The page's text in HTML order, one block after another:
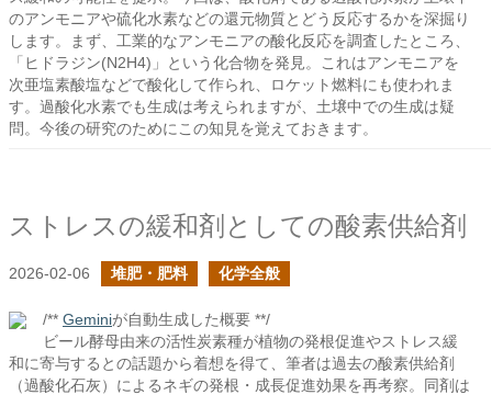
のアンモニアや硫化水素などの還元物質とどう反応するかを深掘り
します。まず、工業的なアンモニアの酸化反応を調査したところ、
「ヒドラジン(N2H4)」という化合物を発見。これはアンモニアを
次亜塩素酸塩などで酸化して作られ、ロケット燃料にも使われま
す。過酸化水素でも生成は考えられますが、土壌中での生成は疑
問。今後の研究のためにこの知見を覚えておきます。
ストレスの緩和剤としての酸素供給剤
2026-02-06 堆肥・肥料 化学全般
/** Geminiが自動生成した概要 **/
ビール酵母由来の活性炭素種が植物の発根促進やストレス緩
和に寄与するとの話題から着想を得て、筆者は過去の酸素供給剤
（過酸化石灰）によるネギの発根・成長促進効果を再考察。同剤は